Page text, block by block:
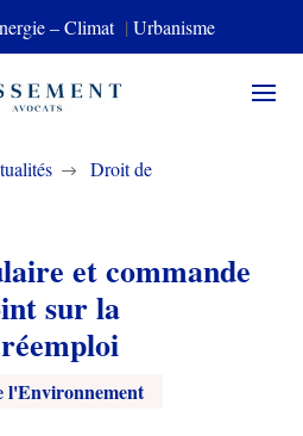
– Climat | Urbanisme
$
Droit de
et commande
sur la
l'Environnement